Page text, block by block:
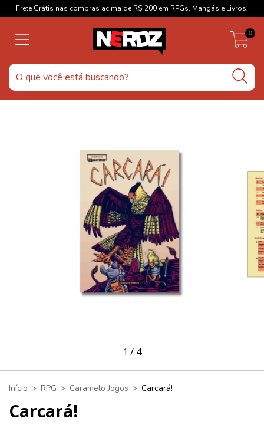
Frete Grátis nas compras acima de R$ 200 em RPGs, Mangás e Livros!
0
1 / 4
Início > RPG > Caramelo Jogos > Carcará!
Carcará!